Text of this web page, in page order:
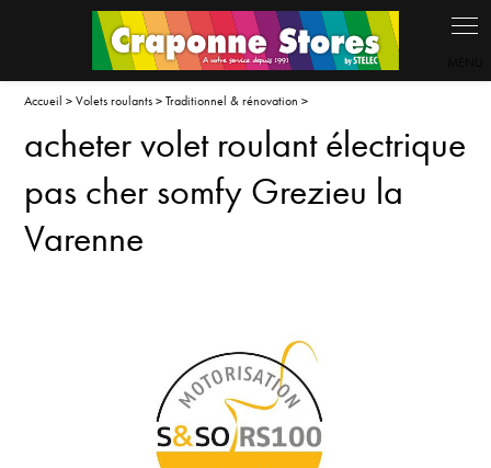
Accueil >Volets roulants>Traditionnel & rénovation >
acheter volet roulant électrique
pas cher somfy Grezieu la
Varenne
Panneau de gestion des cookies